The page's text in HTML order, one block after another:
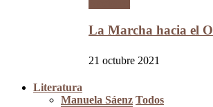
La Marcha hacia el
21 octubre 2021
Literatura
Manuela Sáenz Todos